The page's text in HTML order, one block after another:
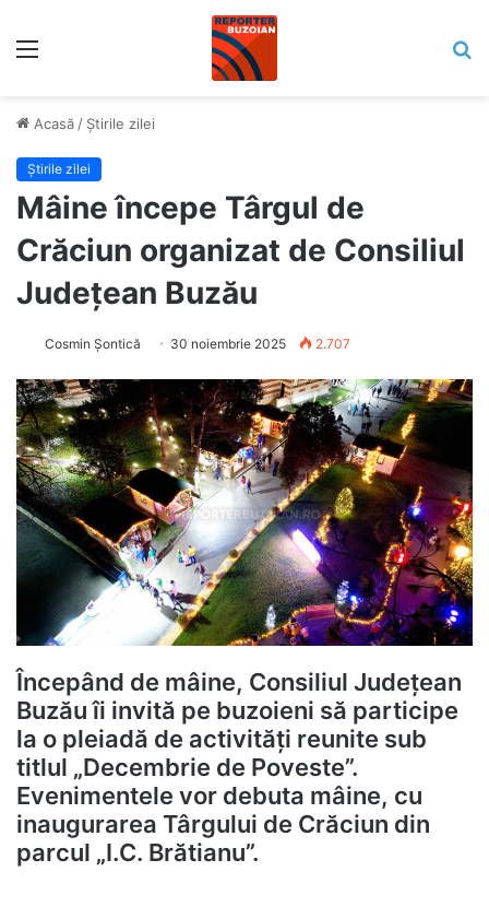
Acasă / Știrile zilei
Știrile zilei
Mâine începe Târgul de
Crăciun organizat de Consiliul
Județean Buzău
Cosmin Șontică 30 noiembrie 2025 2.707
Începând de mâine, Consiliul Județean
Buzău îi invită pe buzoieni să participe
la o pleiadă de activități reunite sub
titlul „Decembrie de Poveste”.
Evenimentele vor debuta mâine, cu
inaugurarea Târgului de Crăciun din
parcul „I.C. Brătianu”.